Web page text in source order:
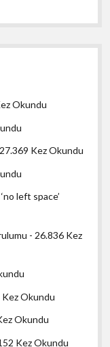
Okundu
Kez Okundu
left space’
- 26.836 Kez
Kez Okundu
Okundu
Kez Okundu